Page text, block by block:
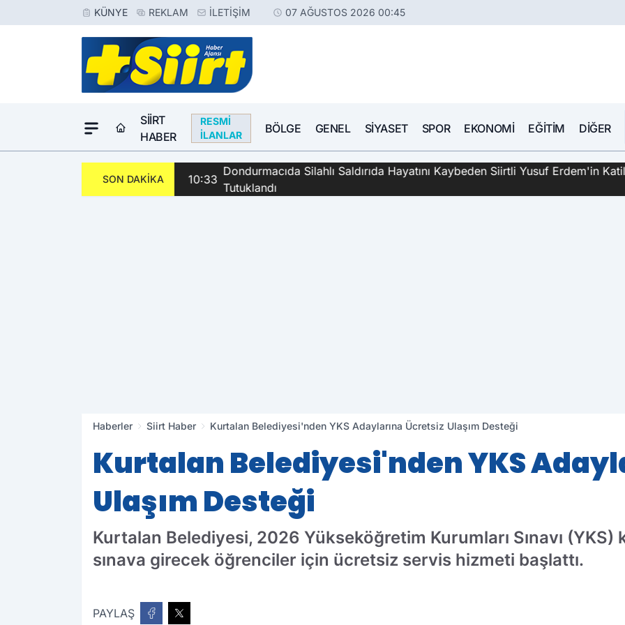
KÜNYE REKLAM İLETIŞIM 07 AĞUSTOS 2026 00:45
SIIRT
HABER
RESMI
İLANLAR
BÖLGE GENEL SIYASET SPOR EKONOMI EĞITIM DIĞER
SON DAKİKA 10:33
Dondurmacıda Silahlı Saldırıda Hayatını Kaybeden Siirtli Yusuf Erdem'in
Tutuklandı
Haberler Siirt Haber Kurtalan Belediyesi'nden YKS Adaylarına Ücretsiz Ulaşım Desteği
Kurtalan Belediyesi'nden YKS
Ulaşım Desteği
Kurtalan Belediyesi, 2026 Yükseköğretim Kurumları Sınavı
sınava girecek öğrenciler için ücretsiz servis hizmeti başlattı.
PAYLAŞ